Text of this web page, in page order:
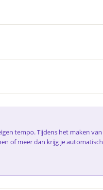
tempo. Tijdens het maken van
of meer dan krijg je automatisch